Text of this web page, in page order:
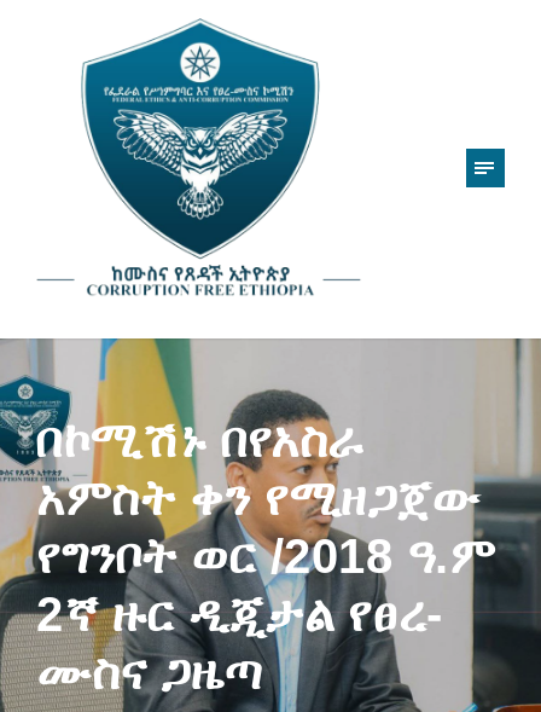
በኮሚሽኑ በየአስራ
አምስት ቀን የሚዘጋጀው
የግንቦት ወር /2018 ዓ.ም
2ኛ ዙር ዲጂታል የፀረ-
ሙስና ጋዜጣ